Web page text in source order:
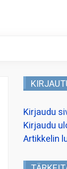
Kirjaudu
Kirjaudu
Artikkelin